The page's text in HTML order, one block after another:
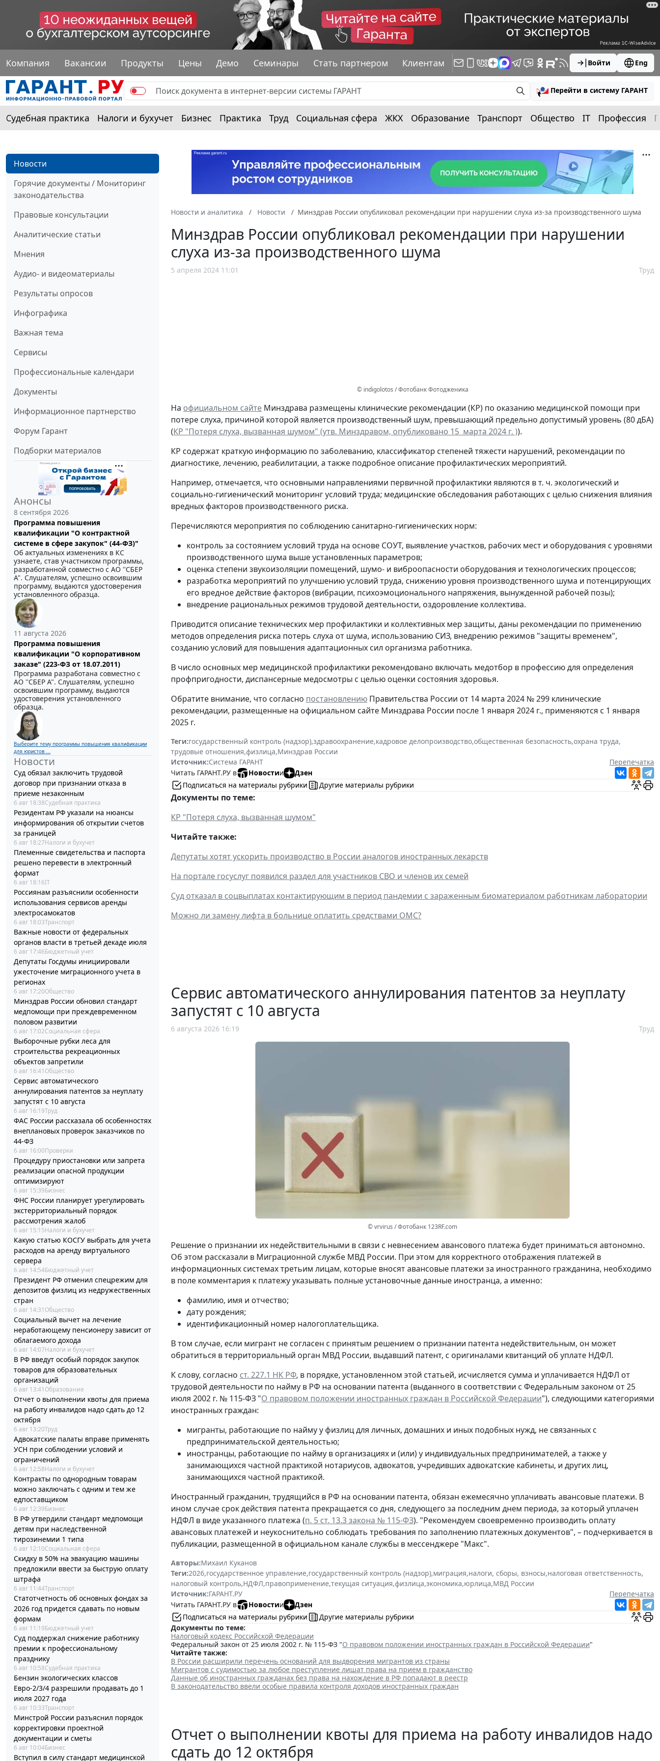
Компания Вакансии Продукты Цены Демо Семинары Стать партнером Клиентам Войти Eng
Перейти в систему ГАРАНТ
Судебная практика Налоги и бухучет Бизнес Практика Труд Социальная сфера ЖКХ Образование Транспорт Общество IT Профессия
Новости
Горячие документы / Мониторинг
законодательства
Правовые консультации
Аналитические статьи
Мнения
Аудио- и видеоматериалы
Результаты опросов
Инфографика
Важная тема
Сервисы
Профессиональные календари
Документы
Информационное партнерство
Форум Гарант
Подборки материалов
Анонсы
8 сентября 2026
Программа повышения
квалификации "О контрактной
системе в сфере закупок" (44-ФЗ)"
Об актуальных изменениях в КС
узнаете, став участником программы,
разработанной совместно с АО ''СБЕР
А". Слушателям, успешно освоившим
программу, выдаются удостоверения
установленного образца.
11 августа 2026
Программа повышения
квалификации "О корпоративном
заказе" (223-ФЗ от 18.07.2011)
Программа разработана совместно с
АО ''СБЕР А". Слушателям, успешно
освоившим программу, выдаются
удостоверения установленного
образца.
Выберите тему программы повышения квалификации
для юристов ...
Новости
Суд обязал заключить трудовой
договор при признании отказа в
приеме незаконным
6 авг 18:38Судебная практика
Резидентам РФ указали на нюансы
информирования об открытии счетов
за границей
6 авг 18:27Налоги и бухучет
Племенные свидетельства и паспорта
решено перевести в электронный
формат
6 авг 18:16IT
Россиянам разъяснили особенности
использования сервисов аренды
электросамокатов
6 авг 18:03Транспорт
Важные новости от федеральных
органов власти в третьей декаде июля
6 авг 17:46Бюджетный учет
Депутаты Госдумы инициировали
ужесточение миграционного учета в
регионах
6 авг 17:20Общество
Минздрав России обновил стандарт
медпомощи при преждевременном
половом развитии
6 авг 17:02Социальная сфера
Выборочные рубки леса для
строительства рекреационных
объектов запретили
6 авг 16:41 Общество
Сервис автоматического
аннулирования патентов за неуплату
запустят с 10 августа
6 авг 16:19Труд
ФАС России рассказала об особенностях
внеплановых проверок заказчиков по
44-ФЗ
6 авг 16:00Проверки
Процедуру приостановки или запрета
реализации опасной продукции
оптимизируют
6 авг 15:39Бизнес
ФНС России планирует урегулировать
экстерриториальный порядок
рассмотрения жалоб
6 авг 15:15Налоги и бухучет
Какую статью КОСГУ выбрать для учета
расходов на аренду виртуального
сервера
6 авг 14:54Бюджетный учет
Президент РФ отменил спецрежим для
депозитов физлиц из недружественных
стран
6 авг 14:31 Общество
Социальный вычет на лечение
неработающему пенсионеру зависит от
облагаемого дохода
6 авг 14:07Налоги и бухучет
В РФ введут особый порядок закупок
товаров для образовательных
организаций
6 авг 13:41 Образование
Отчет о выполнении квоты для приема
на работу инвалидов надо сдать до 12
октября
6 авг 13:20Труд
Адвокатские палаты вправе применять
УСН при соблюдении условий и
ограничений
6 авг 12:58Налоги и бухучет
Контракты по однородным товарам
можно заключать с одним и тем же
едпоставщиком
6 авг 12:39Бизнес
В РФ утвердили стандарт медпомощи
детям при наследственной
тирозинемии 1 типа
6 авг 12:10Социальная сфера
Скидку в 50% на эвакуацию машины
предложили ввести за быструю оплату
штрафа
6 авг 11:44Транспорт
Статотчетность об основных фондах за
2026 год придется сдавать по новым
формам
6 авг 11:19Бюджетный учет
Суд поддержал снижение работнику
премии к профессиональному
празднику
6 авг 10:58Судебная практика
Бензин экологических классов
Евро-2/3/4 разрешили продавать до 1
июля 2027 года
6 авг 10:33Транспорт
Минстрой России разъяснил порядок
корректировки проектной
документации и сметы
6 авг 10:04Бизнес
Вступил в силу стандарт медицинской
Новости и аналитика Новости Минздрав России опубликовал рекомендации при нарушении слуха из-за производственного шума
Минздрав России опубликовал рекомендации при нарушении
слуха из-за производственного шума
5 апреля 2024 11:01 Труд
© indigolotos / Фотобанк Фотодженика
На официальном сайте Минздрава размещены клинические рекомендации (КР) по оказанию медицинской помощи при
потере слуха, причиной которой является производственный шум, превышающий предельно допустимый уровень (80 дБА)
(КР "Потеря слуха, вызванная шумом" (утв. Минздравом, опубликовано 15 марта 2024 г. )).
КР содержат краткую информацию по заболеванию, классификатор степеней тяжести нарушений, рекомендации по
диагностике, лечению, реабилитации, а также подробное описание профилактических мероприятий.
Например, отмечается, что основными направлениями первичной профилактики являются в т. ч. экологический и
социально-гигиенический мониторинг условий труда; медицинские обследования работающих с целью снижения влияния
вредных факторов производственного риска.
Перечисляются мероприятия по соблюдению санитарно-гигиенических норм:
контроль за состоянием условий труда на основе СОУТ, выявление участков, рабочих мест и оборудования с уровнями
производственного шума выше установленных параметров;
оценка степени звукоизоляции помещений, шумо- и виброопасности оборудования и технологических процессов;
разработка мероприятий по улучшению условий труда, снижению уровня производственного шума и потенцирующих
его вредное действие факторов (вибрации, психоэмоционального напряжения, вынужденной рабочей позы);
внедрение рациональных режимов трудовой деятельности, оздоровление коллектива.
Приводится описание технических мер профилактики и коллективных мер защиты, даны рекомендации по применению
методов определения риска потерь слуха от шума, использованию СИЗ, внедрению режимов "защиты временем",
созданию условий для повышения адаптационных сил организма работника.
В число основных мер медицинской профилактики рекомендовано включать медотбор в профессию для определения
профпригодности, диспансерные медосмотры с целью оценки состояния здоровья.
Обратите внимание, что согласно постановлению Правительства России от 14 марта 2024 № 299 клинические
рекомендации, размещенные на официальном сайте Минздрава России после 1 января 2024 г., применяются с 1 января
2025 г.
Теги:государственный контроль (надзор),здравоохранение,кадровое делопроизводство,общественная безопасность,охрана труда,
трудовые отношения,физлица,Минздрав России
Источник:Система ГАРАНТ
Перепечатка
Читать ГАРАНТ.РУ в
Новостии
Дзен
Подписаться на материалы рубрики
Другие материалы рубрики
Документы по теме:
КР "Потеря слуха, вызванная шумом"
Читайте также:
Депутаты хотят ускорить производство в России аналогов иностранных лекарств
На портале госуслуг появился раздел для участников СВО и членов их семей
Суд отказал в соцвыплатах контактирующим в период пандемии с зараженным биоматериалом работникам лаборатории
Можно ли замену лифта в больнице оплатить средствами ОМС?
Сервис автоматического аннулирования патентов за неуплату
запустят с 10 августа
6 августа 2026 16:19 Труд
© vrvirus / Фотобанк 123RF.com
Решение о признании их недействительными в связи с невнесением авансового платежа будет приниматься автономно.
Об этом рассказали в Миграционной службе МВД России. При этом для корректного отображения платежей в
информационных системах третьим лицам, которые вносят авансовые платежи за иностранного гражданина, необходимо
в поле комментария к платежу указывать полные установочные данные иностранца, а именно:
фамилию, имя и отчество;
дату рождения;
идентификационный номер налогоплательщика.
В том случае, если мигрант не согласен с принятым решением о признании патента недействительным, он может
обратиться в территориальный орган МВД России, выдавший патент, с оригиналами квитанций об уплате НДФЛ.
К слову, согласно ст. 227.1 НК РФ, в порядке, установленном этой статьей, исчисляется сумма и уплачивается НДФЛ от
трудовой деятельности по найму в РФ на основании патента (выданного в соответствии с Федеральным законом от 25
июля 2002 г. № 115-ФЗ "О правовом положении иностранных граждан в Российской Федерации"), следующими категориями
иностранных граждан:
мигранты, работающие по найму у физлиц для личных, домашних и иных подобных нужд, не связанных с
предпринимательской деятельностью;
иностранцы, работающие по найму в организациях и (или) у индивидуальных предпринимателей, а также у
занимающихся частной практикой нотариусов, адвокатов, учредивших адвокатские кабинеты, и других лиц,
занимающихся частной практикой.
Иностранный гражданин, трудящийся в РФ на основании патента, обязан ежемесячно уплачивать авансовые платежи. В
ином случае срок действия патента прекращается со дня, следующего за последним днем периода, за который уплачен
НДФЛ в виде указанного платежа (п. 5 ст. 13.3 закона № 115-ФЗ). "Рекомендуем своевременно производить оплату
авансовых платежей и неукоснительно соблюдать требования по заполнению платежных документов", – подчеркивается в
публикации, размещенной в официальном канале службы в мессенджере "Макс".
Авторы:Михаил Куканов
Теги:2026,государственное управление,государственный контроль (надзор),миграция,налоги, сборы, взносы,налоговая ответственность,
налоговый контроль,НДФЛ,правоприменение,текущая ситуация,физлица,экономика,юрлица,МВД России
Источник:ГАРАНТ.РУ
Перепечатка
Читать ГАРАНТ.РУ в
Новостии
Дзен
Подписаться на материалы рубрики
Другие материалы рубрики
Документы по теме:
Налоговый кодекс Российской Федерации
Федеральный закон от 25 июля 2002 г. № 115-ФЗ "О правовом положении иностранных граждан в Российской Федерации"
Читайте также:
В России расширили перечень оснований для выдворения мигрантов из страны
Мигрантов с судимостью за любое преступление лишат права на прием в гражданство
Данные об иностранных гражданах без права на нахождение в РФ попадают в реестр
В законодательство ввели особые правила контроля доходов иностранных граждан
Отчет о выполнении квоты для приема на работу инвалидов надо
сдать до 12 октября